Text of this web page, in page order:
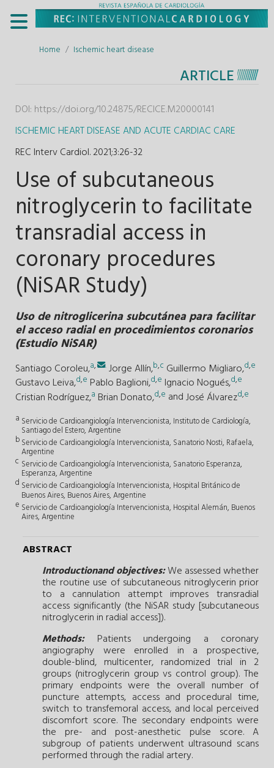
Home Ischemic heart disease
ARTICLE
DOI: https://doi.org/10.24875/RECICE.M20000141
ISCHEMIC HEART DISEASE AND ACUTE CARDIAC CARE
REC Interv Cardiol. 2021;3:26-32
Use of subcutaneous
nitroglycerin to facilitate
transradial access in
coronary procedures
(NiSAR Study)
Uso de nitroglicerina subcutánea para facilitar
el acceso radial en procedimientos coronarios
(Estudio NiSAR)
Santiago Coroleu,a, .Jorge Allín,b,c Guillermo Migliaro,d,e
Gustavo Leiva,d,e Pablo Baglioni,d,e Ignacio Nogués,d,e
Cristian Rodríguez,a Brian Donato,d,e andJosé Álvarezd,e
a Servicio de Cardioangiología Intervencionista, Instituto de Cardiología,
Santiago del Estero, Argentine
bServicio de Cardioangiología Intervencionista, Sanatorio Nosti, Rafaela,
Argentine
c Servicio de Cardioangiología Intervencionista, Sanatorio Esperanza,
Esperanza, Argentine
d Servicio de Cardioangiología Intervencionista, Hospital Británico de
Buenos Aires, Buenos Aires, Argentine
e Servicio de Cardioangiología Intervencionista, Hospital Alemán, Buenos
Aires, Argentine
ABSTRACT
Introductionand objectives:We assessed whether
the routine use of subcutaneous nitroglycerin prior
to a cannulation attempt improves transradial
access significantly (the NiSAR study [subcutaneous
nitroglycerin in radial access]).
Methods:Patients undergoing a coronary
angiography were enrolled in a prospective,
double-blind, multicenter, randomized trial in 2
groups (nitroglycerin group vs control group). The
primary endpoints were the overall number of
puncture attempts, access and procedural time,
switch to transfemoral access, and local perceived
discomfort score. The secondary endpoints were
the pre- and post-anesthetic pulse score. A
subgroup of patients underwent ultrasound scans
performed through the radial artery.